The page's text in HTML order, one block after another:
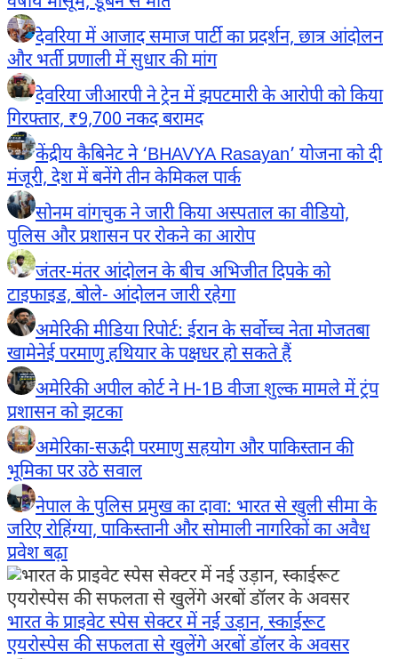
देवरिया में आजाद समाज पार्टी का प्रदर्शन, छात्र आंदोलन
और भर्ती प्रणाली में सुधार की मांग
देवरिया जीआरपी ने ट्रेन में झपटमारी के आरोपी को किया
गिरफ्तार, ₹9,700 नकद बरामद
केंद्रीय कैबिनेट ने ‘BHAVYA Rasayan’ योजना को दी
मंजूरी, देश में बनेंगे तीन केमिकल पार्क
सोनम वांगचुक ने जारी किया अस्पताल का वीडियो,
पुलिस और प्रशासन पर रोकने का आरोप
जंतर-मंतर आंदोलन के बीच अभिजीत दिपके को
टाइफाइड, बोले- आंदोलन जारी रहेगा
अमेरिकी मीडिया रिपोर्ट: ईरान के सर्वोच्च नेता मोजतबा
खामेनेई परमाणु हथियार के पक्षधर हो सकते हैं
अमेरिकी अपील कोर्ट ने H-1B वीजा शुल्क मामले में ट्रंप
प्रशासन को झटका
अमेरिका-सऊदी परमाणु सहयोग और पाकिस्तान की
भूमिका पर उठे सवाल
नेपाल के पुलिस प्रमुख का दावा: भारत से खुली सीमा के
जरिए रोहिंग्या, पाकिस्तानी और सोमाली नागरिकों का अवैध
प्रवेश बढ़ा
भारत के प्राइवेट स्पेस सेक्टर में नई उड़ान, स्काईरूट
एयरोस्पेस की सफलता से खुलेंगे अरबों डॉलर के अवसर